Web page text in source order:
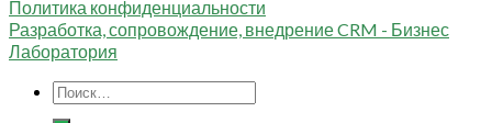
Политика конфиденциальности
Разработка, сопровождение, внедрение CRM - Бизнес
Лаборатория
Искать: